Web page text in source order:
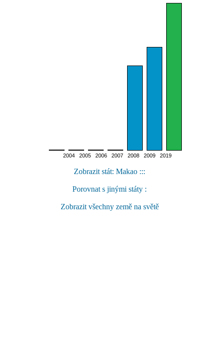
2004 2005 2006 2007 2008 2009 2019
Zobrazit stát: Makao :::
Porovnat s jinými státy :
Zobrazit všechny země na světě